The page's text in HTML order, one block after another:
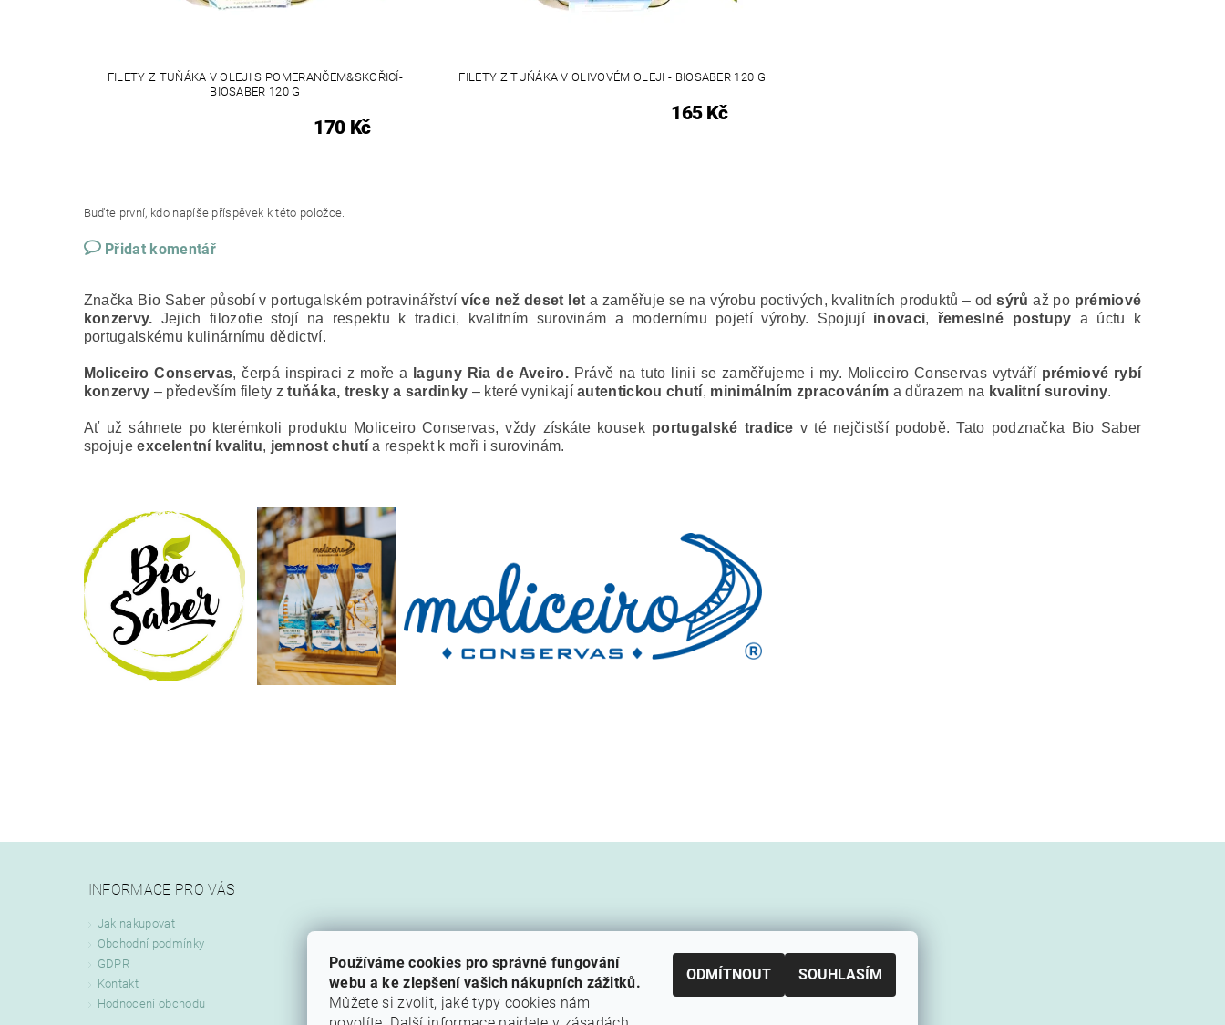
FILETY Z TUŇÁKA V OLEJI S POMERANČEM&SKOŘICÍ-
BIOSABER 120 G
170 Kč
FILETY Z TUŇÁKA V OLIVOVÉM OLEJI - BIOSABER 120 G
165 Kč
Buďte první, kdo napíše příspěvek k této položce.
Přidat komentář
Značka Bio Saber působí v portugalském potravinářství více než deset let a zaměřuje se na výrobu poctivých, kvalitních produktů – odsýrů až po prémiové
konzervy. Jejich filozofie stojí na respektu k tradici, kvalitním surovinám a modernímu pojetí výroby. Spojují inovaci, řemeslné postupy a úctu k
portugalskému kulinárnímu dědictví.
Moliceiro Conservas, čerpá inspiraci z moře a laguny Ria de Aveiro. Právě na tuto linii se zaměřujeme i my. Moliceiro Conservas vytváří prémiové rybí
konzervy – především filety ztuňáka, tresky a sardinky – které vynikajíautentickou chutí, minimálním zpracováním a důrazem na kvalitní suroviny.
Ať už sáhnete po kterémkoli produktu Moliceiro Conservas, vždy získáte kousek portugalské tradice v té nejčistší podobě. Tato podznačka Bio Saber
spojujeexcelentní kvalitu, jemnost chutía respekt k moři i surovinám.
INFORMACE PRO VÁS
Jak nakupovat
Obchodní podmínky
GDPR
Kontakt
Hodnocení obchodu
Používáme cookies pro správné fungování
webu a ke zlepšení vašich nákupních zážitků.
Můžete si zvolit, jaké typy cookies nám
ODMÍTNOUT SOUHLASÍM